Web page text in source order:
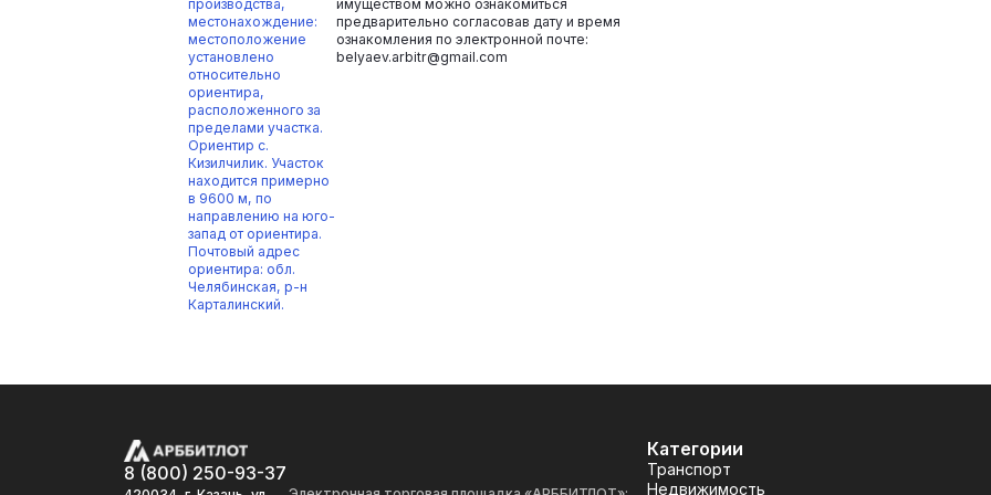
производства,
местонахождение:
местоположение
установлено
относительно
ориентира,
расположенного за
пределами участка.
Ориентир с.
Кизилчилик. Участок
находится примерно
в 9600 м, по
направлению на юго-
запад от ориентира.
Почтовый адрес
ориентира: обл.
Челябинская, р-н
Карталинский.
имуществом можно ознакомиться
предварительно согласовав дату и время
ознакомления по электронной почте:
belyaev.arbitr@gmail.com
8 (800) 250-93-37
Категории
Транспорт
Недвижимость